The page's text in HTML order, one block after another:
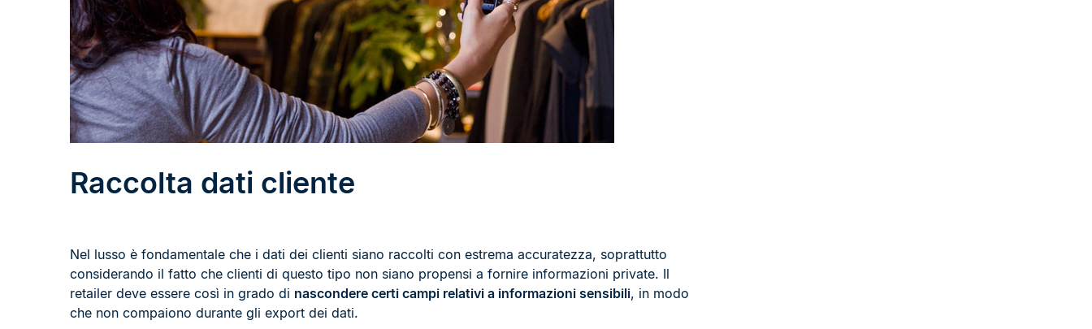
Raccolta dati cliente
Nel lusso è fondamentale che i dati dei clienti siano raccolti con estrema accuratezza, soprattutto
considerando il fatto che clienti di questo tipo non siano propensi a fornire informazioni private. Il
retailer deve essere così in grado di nascondere certi campi relativi a informazioni sensibili, in modo
che non compaiono durante gli export dei dati.